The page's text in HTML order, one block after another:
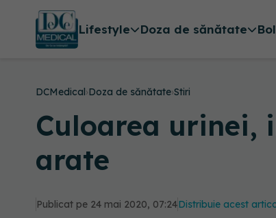
Lifestyle Doza de sănătate
DCMedical›Doza de sănătate›Stiri
Culoarea urinei,
arate
Publicat pe 24 mai 2020, 07:24Distribuie acest